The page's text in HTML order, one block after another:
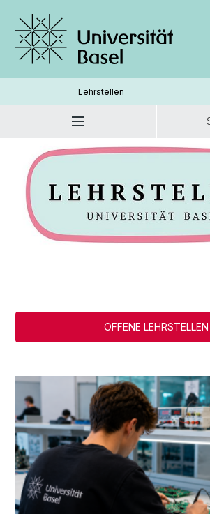
Lehrstellen
OFFENE LEHRSTELLEN